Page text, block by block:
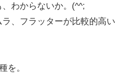
わからないか。(^^;
、フラッターが比較的高い
を。